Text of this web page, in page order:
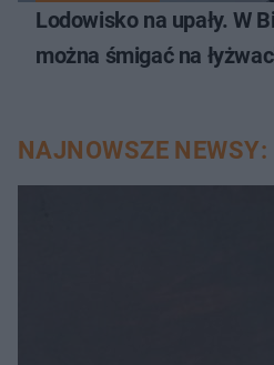
Lodowisko na upały. W
można śmigać na
NAJNOWSZE NEWSY: